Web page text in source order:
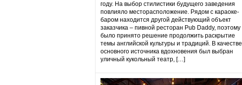
году. На выбор стилистики будущего заведения
повлияло месторасположение. Рядом с караоке-
баром находится другой действующий объект
заказчика – пивной ресторан Pub Daddy​, поэтому
было принято решение продолжить раскрытие
темы английской культуры и традиций. В качестве
основного источника вдохновения был выбран
уличный кукольный театр, […]